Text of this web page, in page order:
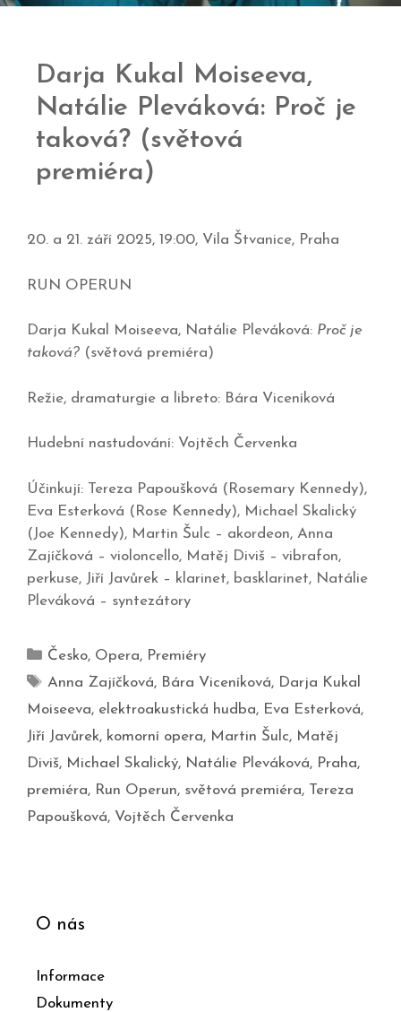
Darja Kukal Moiseeva,
Natálie Pleváková: Proč je
taková? (světová
premiéra)
20. a 21. září 2025, 19:00, Vila Štvanice, Praha
RUN OPERUN
Darja Kukal Moiseeva, Natálie Pleváková: Proč je
taková? (světová premiéra)
Režie, dramaturgie a libreto: Bára Viceníková
Hudební nastudování: Vojtěch Červenka
Účinkují: Tereza Papoušková (Rosemary Kennedy),
Eva Esterková (Rose Kennedy), Michael Skalický
(Joe Kennedy), Martin Šulc – akordeon, Anna
Zajíčková – violoncello, Matěj Diviš – vibrafon,
perkuse, Jiří Javůrek – klarinet, basklarinet, Natálie
Pleváková – syntezátory
Česko, Opera, Premiéry
Anna Zajíčková, Bára Viceníková, Darja Kukal
Moiseeva, elektroakustická hudba, Eva Esterková,
Jiří Javůrek, komorní opera, Martin Šulc, Matěj
Diviš, Michael Skalický, Natálie Pleváková, Praha,
premiéra, Run Operun, světová premiéra, Tereza
Papoušková, Vojtěch Červenka
O nás
Informace
Dokumenty